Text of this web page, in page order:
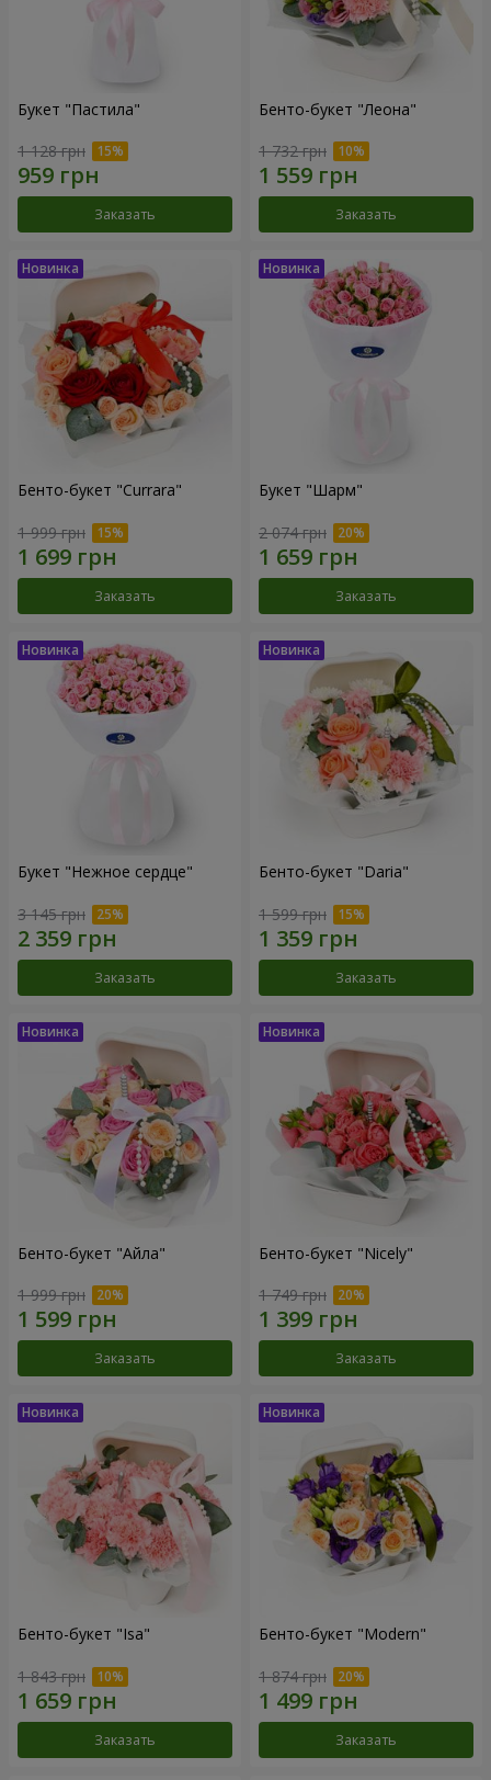
Букет "Пастила"
1 128 грн
Заказать
Бенто-букет "Леона"
1 732 грн
Заказать
Бенто-букет "Currara"
1 999 грн
Заказать
Букет "Шарм"
2 074 грн
Заказать
Букет "Нежное сердце"
3 145 грн
Заказать
Бенто-букет "Daria"
1 599 грн
Заказать
Бенто-букет "Айла"
1 999 грн
Заказать
Бенто-букет "Nicely"
1 749 грн
Заказать
Бенто-букет "Isa"
1 843 грн
Заказать
Бенто-букет "Modern"
1 874 грн
Заказать